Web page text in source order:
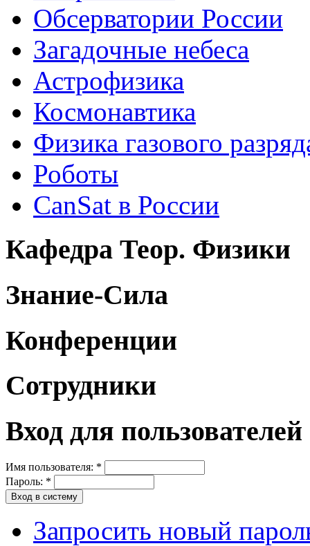
Обсерватории России
Загадочные небеса
Астрофизика
Космонавтика
Физика газового
Роботы
CanSat в России
Кафедра Теор. Физики
Знание-Сила
Конференции
Сотрудники
Вход для пользователей
Имя пользователя: *
Пароль: *
Запросить новый